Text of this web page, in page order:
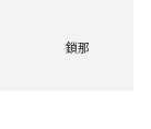
鎖那